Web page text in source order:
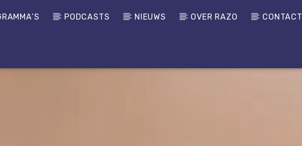
PODCASTS NIEUWS OVER RAZO CONTACT